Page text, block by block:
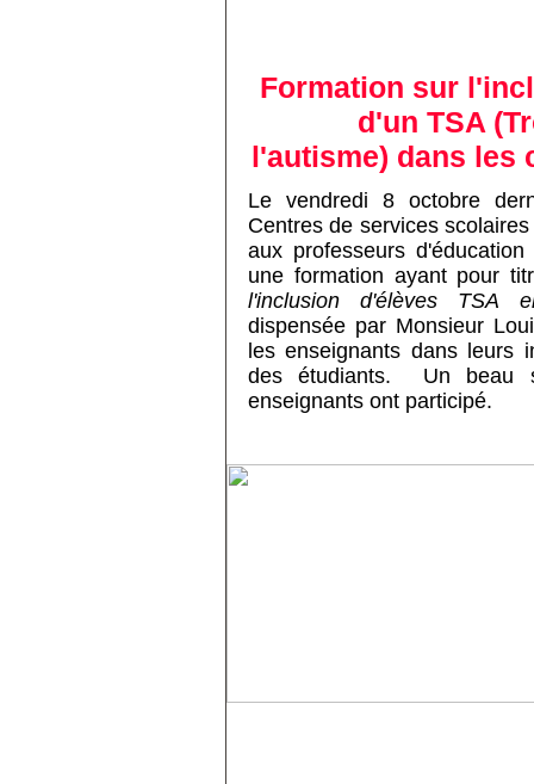
Formation sur
d'un TSA
l'autisme) dans les
Le vendredi 8 octobre
Centres de services
aux professeurs
une formation ayant pour
l'inclusion d'élèves TSA
dispensée par Monsieur
les enseignants dans leurs
des étudiants. Un beau
enseignants ont participé.